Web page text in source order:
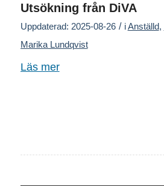
Utsökning från DiVA
Uppdaterad: 2025-08-26 / iAnställd,
Marika Lundqvist
Läs mer